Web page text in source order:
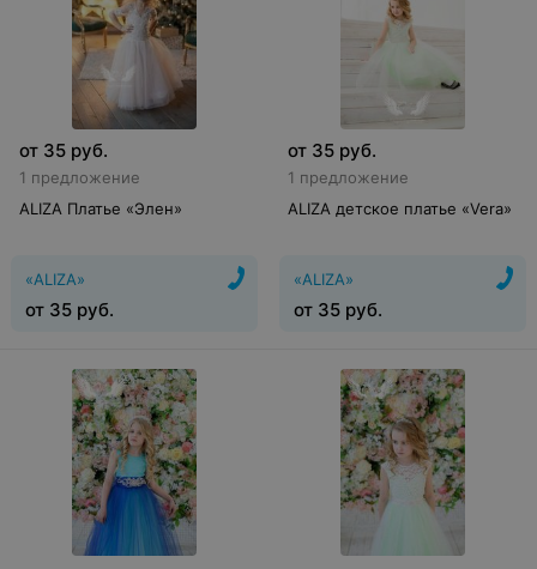
от 35 руб.
1 предложение
ALIZA Платье «Элен»
«ALIZA»
от 35 руб.
от 35 руб.
1 предложение
ALIZA детское платье «Vera»
«ALIZA»
от 35 руб.